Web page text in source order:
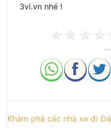
3vi.vn nhé !
Khám phá các nhà xe đi Đà